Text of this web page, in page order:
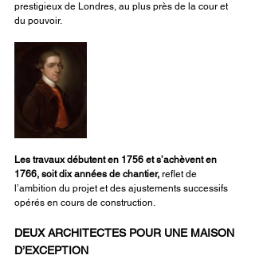
prestigieux de Londres, au plus près de la cour et
du pouvoir.
Les travaux débutent en 1756 et s’achèvent en
1766, soit dix années de chantier, reflet de
l’ambition du projet et des ajustements successifs
opérés en cours de construction.
DEUX ARCHITECTES POUR UNE MAISON
D’EXCEPTION